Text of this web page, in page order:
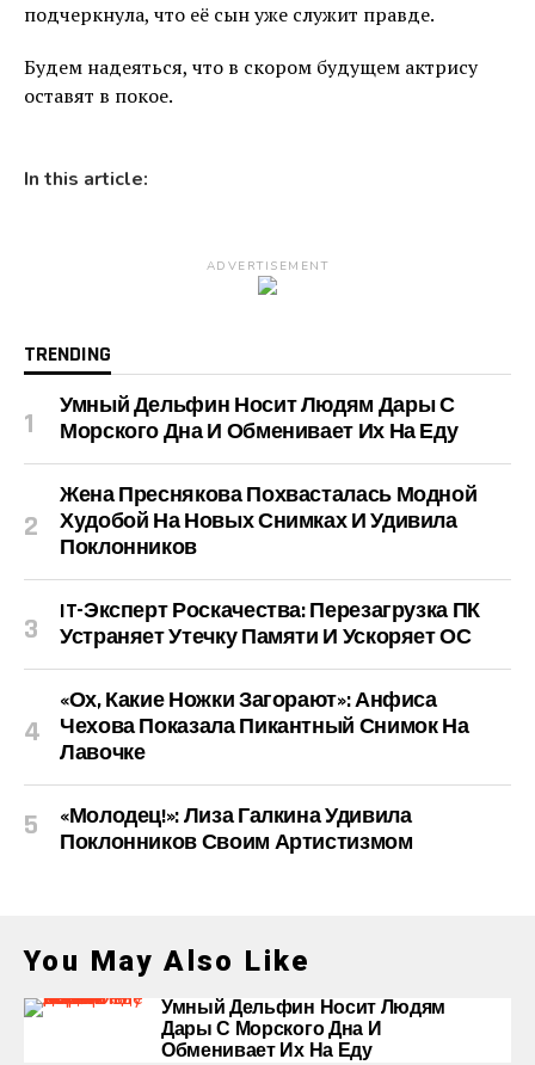
подчеркнула, что её сын уже служит правде.
Будем надеяться, что в скором будущем актрису
оставят в покое.
In this article:
ADVERTISEMENT
TRENDING
Умный Дельфин Носит Людям Дары С
Морского Дна И Обменивает Их На Еду
Жена Преснякова Похвасталась Модной
Худобой На Новых Снимках И Удивила
Поклонников
IT-Эксперт Роскачества: Перезагрузка ПК
Устраняет Утечку Памяти И Ускоряет ОС
«Ох, Какие Ножки Загорают»: Анфиса
Чехова Показала Пикантный Снимок На
Лавочке
«Молодец!»: Лиза Галкина Удивила
Поклонников Своим Артистизмом
You May Also Like
Умный Дельфин Носит Людям
Дары С Морского Дна И
Обменивает Их На Еду